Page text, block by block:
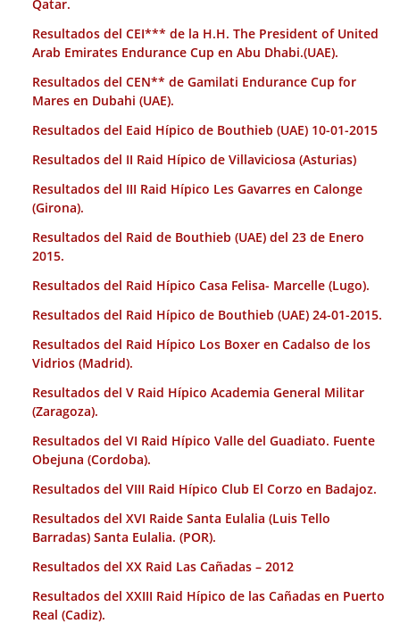
Qatar.
Resultados del CEI*** de la H.H. The President of United
Arab Emirates Endurance Cup en Abu Dhabi.(UAE).
Resultados del CEN** de Gamilati Endurance Cup for
Mares en Dubahi (UAE).
Resultados del Eaid Hípico de Bouthieb (UAE) 10-01-2015
Resultados del II Raid Hípico de Villaviciosa (Asturias)
Resultados del III Raid Hípico Les Gavarres en Calonge
(Girona).
Resultados del Raid de Bouthieb (UAE) del 23 de Enero
2015.
Resultados del Raid Hípico Casa Felisa- Marcelle (Lugo).
Resultados del Raid Hípico de Bouthieb (UAE) 24-01-2015.
Resultados del Raid Hípico Los Boxer en Cadalso de los
Vidrios (Madrid).
Resultados del V Raid Hípico Academia General Militar
(Zaragoza).
Resultados del VI Raid Hípico Valle del Guadiato. Fuente
Obejuna (Cordoba).
Resultados del VIII Raid Hípico Club El Corzo en Badajoz.
Resultados del XVI Raide Santa Eulalia (Luis Tello
Barradas) Santa Eulalia. (POR).
Resultados del XX Raid Las Cañadas – 2012
Resultados del XXIII Raid Hípico de las Cañadas en Puerto
Real (Cadiz).